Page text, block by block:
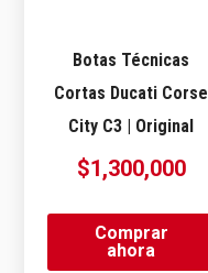
Botas Técnicas
Cortas Ducati Corse
City C3 | Original
$1,300,000
Comprar
ahora